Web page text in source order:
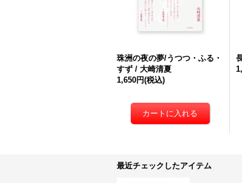
珠洲の夜の夢/うつつ・ふる・
すず / 大崎清夏
1,650円(税込)
最近チェックしたアイテム